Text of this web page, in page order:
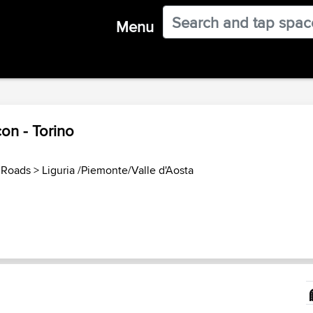
Menu
- Torino
> Liguria /Piemonte/Valle d'Aosta